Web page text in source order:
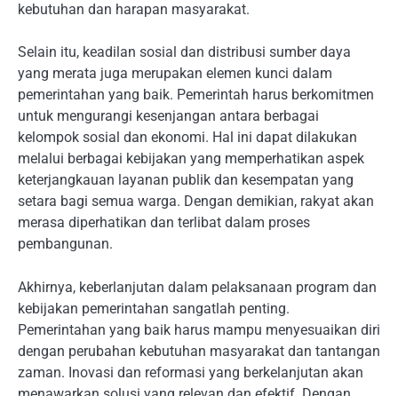
kebutuhan dan harapan masyarakat.
Selain itu, keadilan sosial dan distribusi sumber daya
yang merata juga merupakan elemen kunci dalam
pemerintahan yang baik. Pemerintah harus berkomitmen
untuk mengurangi kesenjangan antara berbagai
kelompok sosial dan ekonomi. Hal ini dapat dilakukan
melalui berbagai kebijakan yang memperhatikan aspek
keterjangkauan layanan publik dan kesempatan yang
setara bagi semua warga. Dengan demikian, rakyat akan
merasa diperhatikan dan terlibat dalam proses
pembangunan.
Akhirnya, keberlanjutan dalam pelaksanaan program dan
kebijakan pemerintahan sangatlah penting.
Pemerintahan yang baik harus mampu menyesuaikan diri
dengan perubahan kebutuhan masyarakat dan tantangan
zaman. Inovasi dan reformasi yang berkelanjutan akan